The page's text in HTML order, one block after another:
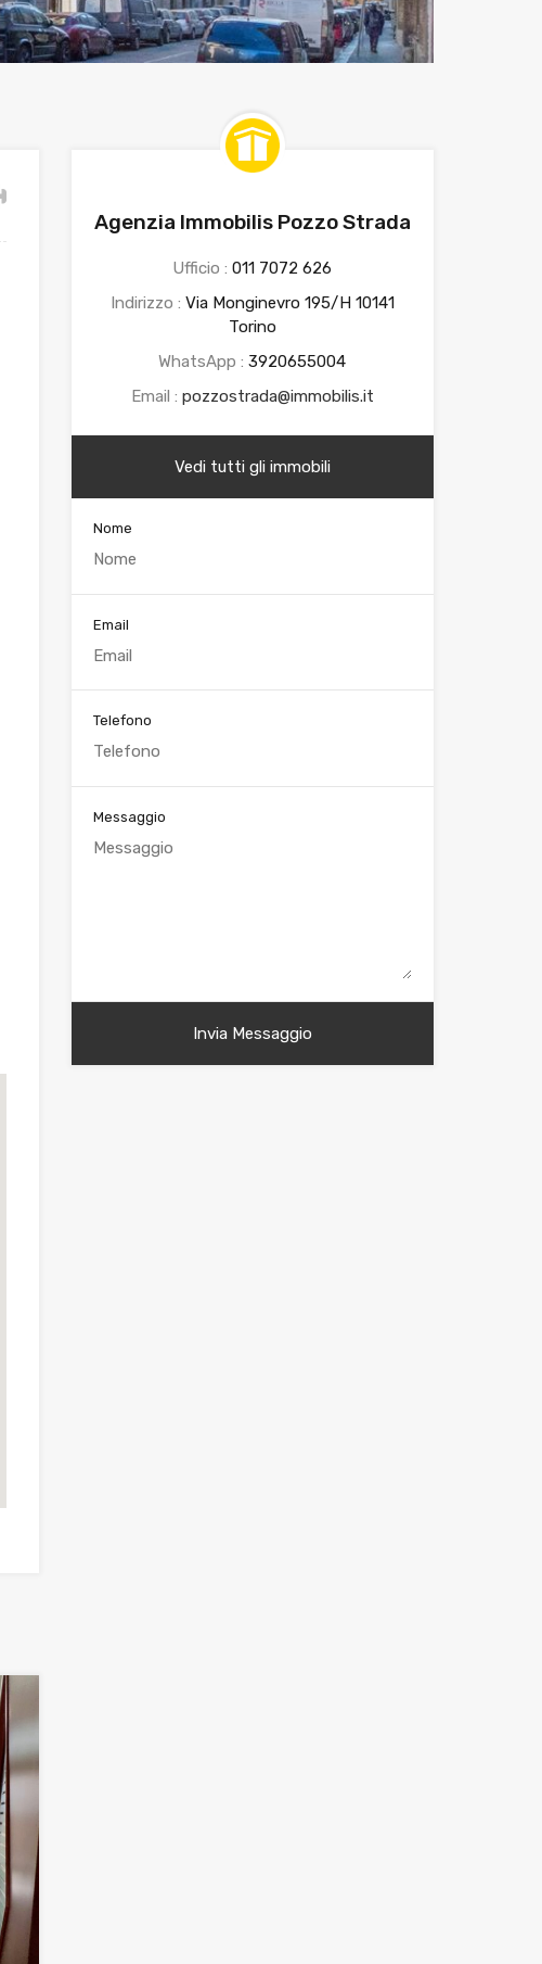
Agenzia Immobilis Pozzo Strada
Ufficio :011 7072 626
Indirizzo : Via Monginevro 195/H 10141
Torino
WhatsApp :3920655004
Email : pozzostrada@immobilis.it
Vedi tutti gli immobili
Nome
Email
Telefono
Messaggio